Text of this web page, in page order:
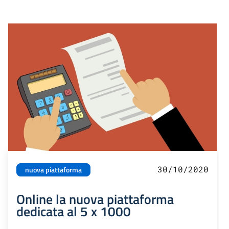
nuova piattaforma 30/10/2020
Online la nuova piattaforma
dedicata al 5 x 1000